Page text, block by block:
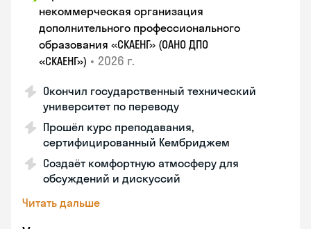
некоммерческая организация
дополнительного профессионального
образования «СКАЕНГ» (ОАНО ДПО
«СКАЕНГ») • 2026 г.
Окончил государственный технический
университет по переводу
Прошёл курс преподавания,
сертифицированный Кембриджем
Создаёт комфортную атмосферу для
обсуждений и дискуссий
Читать дальше